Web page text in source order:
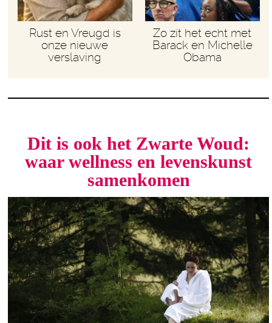
Rust en Vreugd is
onze nieuwe
verslaving
Zo zit het echt met
Barack en Michelle
Obama
Dit is ook het Zwarte Woud:
waar wellness en levenskunst
samenkomen